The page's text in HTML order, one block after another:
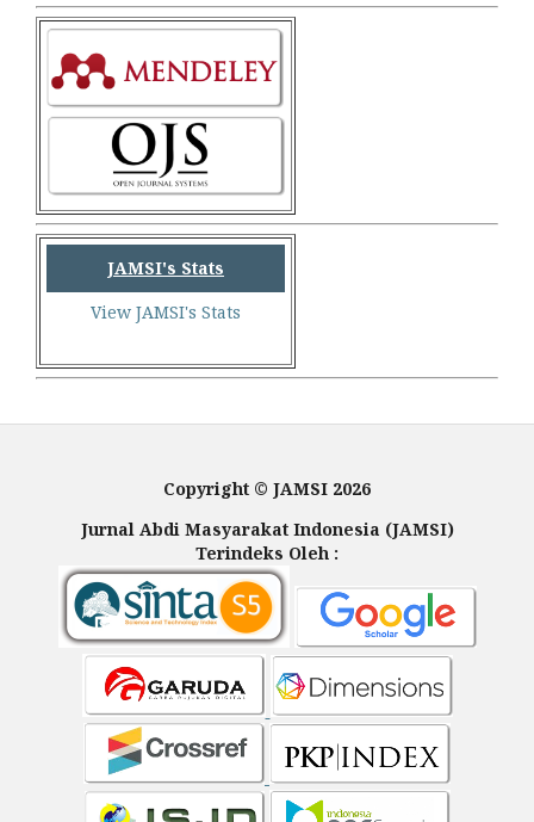
JAMSI's Stats
View JAMSI's Stats
Copyright © JAMSI 2026
Jurnal Abdi Masyarakat Indonesia (JAMSI)
Terindeks Oleh :